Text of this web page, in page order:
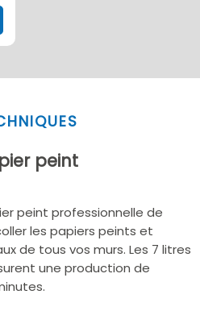
peint
peint professionnelle de
les papiers peints et
de tous vos murs. Les 7 litres
une production de